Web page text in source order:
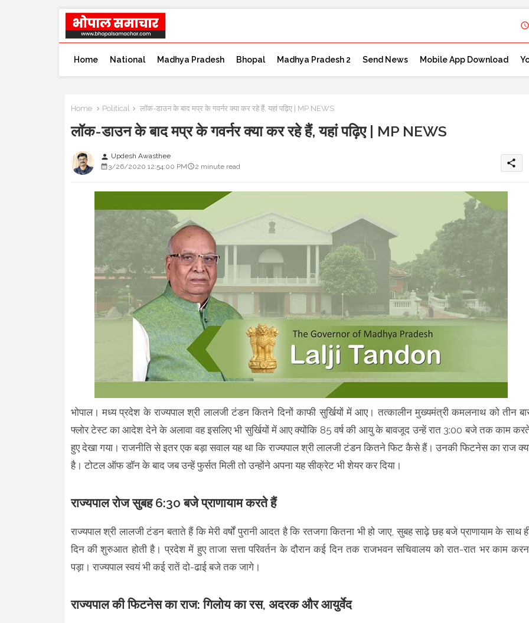
Home National Madhya Pradesh Bhopal Madhya Pradesh 2 Send News Mobile App Download
Home Political लॉक-डाउन के बाद मप्र के गवर्नर क्या कर रहे हैं, यहां पढ़िए | MP NEWS
लॉक-डाउन के बाद मप्र के गवर्नर क्या कर रहे हैं, यहां पढ़िए | MP NEWS
person Updesh Awasthee
3/26/2020 12:54:00 PM
2 minute read share
भोपाल। मध्य प्रदेश के राज्यपाल श्री लालजी टंडन कितने दिनों काफी सुर्खियों में आए। तत्कालीन मुख्यमंत्री कमलनाथ को तीन
फ्लोर टेस्ट का आदेश देने के अलावा वह इसलिए भी सुर्खियों में आए क्योंकि 85 वर्ष की आयु के बावजूद उन्हें रात 3:00 बजे तक काम
हुए देखा गया। राजनीति से इतर एक बड़ा सवाल यह था कि राज्यपाल श्री लालजी टंडन कितने फिट कैसे हैं। उनकी फिटनेस का राज
है। टोटल ऑफ डॉन के बाद जब उन्हें फुर्सत मिली तो उन्होंने अपना यह सीक्रेट भी शेयर कर दिया।
राज्यपाल रोज सुबह 6:30 बजे प्राणायाम करते हैं
राज्यपाल श्री लालजी टंडन बताते हैं कि मेरी वर्षों पुरानी आदत है कि रतजगा कितना भी हो जाए, सुबह साढ़े छह बजे प्राणायाम के साथ
दिन की शुरुआत होती है। प्रदेश में हुए ताजा सत्ता परिवर्तन के दौरान कई दिन तक राजभवन सचिवालय को रात-रात भर काम
पड़ा। राज्यपाल स्वयं भी कई रातें दो-ढाई बजे तक जागे।
राज्यपाल की फिटनेस का राज: गिलोय का रस, अदरक और आयुर्वेद